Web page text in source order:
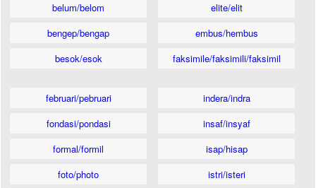
belum/belom
bengep/bengap
besok/esok
elite/elit
embus/hembus
faksimile/faksimili/faksimil
februari/pebruari
fondasi/pondasi
formal/formil
foto/photo
indera/indra
insaf/insyaf
isap/hisap
istri/isteri